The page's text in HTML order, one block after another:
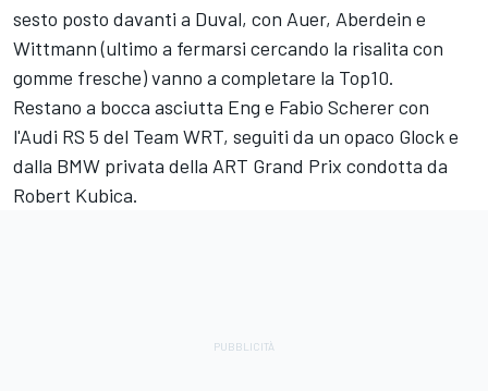
sesto posto davanti a Duval, con Auer, Aberdein e
Wittmann (ultimo a fermarsi cercando la risalita con
gomme fresche) vanno a completare la Top10.
Restano a bocca asciutta Eng e Fabio Scherer con
l'Audi RS 5 del Team WRT, seguiti da un opaco Glock e
dalla BMW privata della ART Grand Prix condotta da
Robert Kubica.